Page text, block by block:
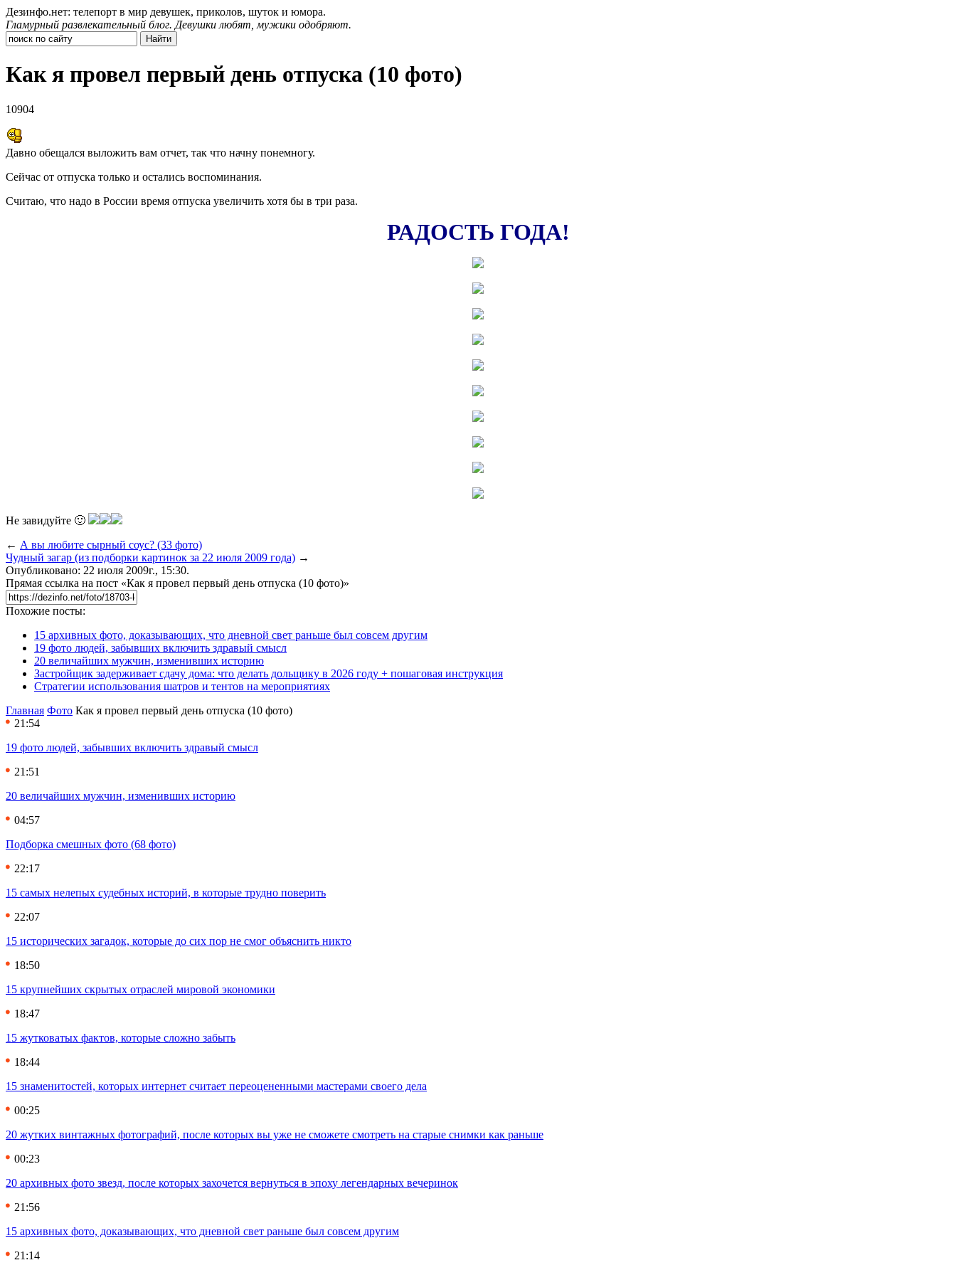
Дезинфо.нет: телепорт в мир девушек, приколов, шуток и юмора.
Гламурный развлекательный блог. Девушки любят, мужики одобряют.
Как я провел первый день отпуска (10 фото)
10904
Давно обещался выложить вам отчет, так что начну понемногу.
Сейчас от отпуска только и остались воспоминания.
Считаю, что надо в России время отпуска увеличить хотя бы в три раза.
РАДОСТЬ ГОДА!
Не завидуйте 🙂
← А вы любите сырный соус? (33 фото)
Чудный загар (из подборки картинок за 22 июля 2009 года) →
Опубликовано: 22 июля 2009г., 15:30.
Прямая ссылка на пост «Как я провел первый день отпуска (10 фото)»
Похожие посты:
15 архивных фото, доказывающих, что дневной свет раньше был совсем другим
19 фото людей, забывших включить здравый смысл
20 величайших мужчин, изменивших историю
Застройщик задерживает сдачу дома: что делать дольщику в 2026 году + пошаговая инструкция
Стратегии использования шатров и тентов на мероприятиях
Главная Фото Как я провел первый день отпуска (10 фото)
21:54
19 фото людей, забывших включить здравый смысл
21:51
20 величайших мужчин, изменивших историю
04:57
Подборка смешных фото (68 фото)
22:17
15 самых нелепых судебных историй, в которые трудно поверить
22:07
15 исторических загадок, которые до сих пор не смог объяснить никто
18:50
15 крупнейших скрытых отраслей мировой экономики
18:47
15 жутковатых фактов, которые сложно забыть
18:44
15 знаменитостей, которых интернет считает переоцененными мастерами своего дела
00:25
20 жутких винтажных фотографий, после которых вы уже не сможете смотреть на старые снимки как раньше
00:23
20 архивных фото звезд, после которых захочется вернуться в эпоху легендарных вечеринок
21:56
15 архивных фото, доказывающих, что дневной свет раньше был совсем другим
21:14